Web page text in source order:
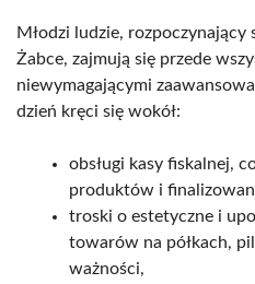
Młodzi ludzie,
Żabce, zajmują się przede
niewymagającymi
dzień kręci się wokół:
obsługi kasy fiskalnej,
produktów i
troski o estetyczne i
towarów na półkach,
ważności,